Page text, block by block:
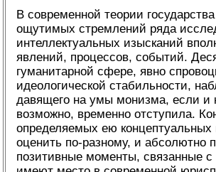
В современной теории
ощутимых стремлений ряда
интеллектуальных изысканий
явлений, процессов, событий.
гуманитарной сфере, явно
идеологической стабильности,
давящего на умы монизма, если и
возможно, временно отступила.
определяемых ею
оценить по-разному, и абсолютно
позитивные моменты, связанные с